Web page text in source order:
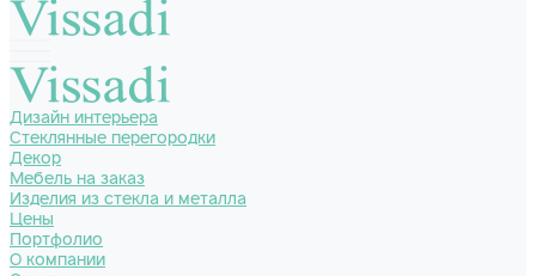
Дизайн интерьера
Стеклянные перегородки
Декор
Мебель на заказ
Изделия из стекла и металла
Цены
Портфолио
О компании